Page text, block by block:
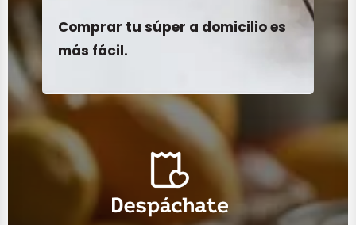
Comprar tu súper a domicilio es
más fácil.